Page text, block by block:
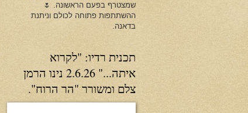
שמצטרף בפעם הראשונה. 🌷
ההשתתפות פתוחה לכולם וניתנת
בדאנה.
תכנית רדיו: "לקרוא
איתה..." 2.6.26 נינו הרמן
צלם ומשורר "הר הרוח".